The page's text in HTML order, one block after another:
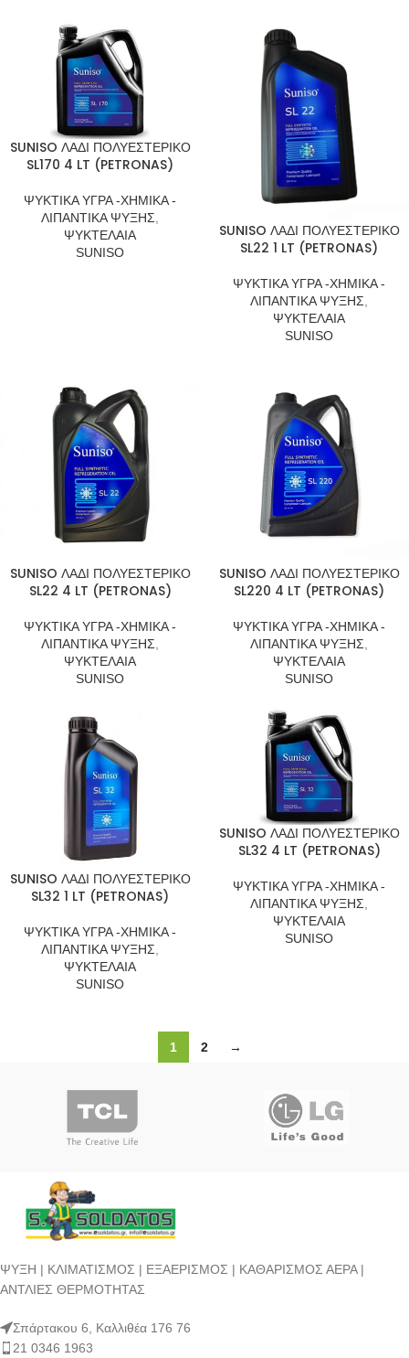
SUNISO ΛΑΔΙ ΠΟΛΥΕΣΤΕΡΙΚΟ
SL170 4 LT (PETRONAS)
ΨΥΚΤΙΚΑ ΥΓΡΑ -ΧΗΜΙΚΑ -
ΛΙΠΑΝΤΙΚΑ ΨΥΞΗΣ
ΨΥΚΤΕΛΑΙΑ
SUNISO
SUNISO ΛΑΔΙ ΠΟΛΥΕΣΤΕΡΙΚΟ
SL22 1 LT (PETRONAS)
ΨΥΚΤΙΚΑ ΥΓΡΑ -ΧΗΜΙΚΑ -
ΛΙΠΑΝΤΙΚΑ ΨΥΞΗΣ
ΨΥΚΤΕΛΑΙΑ
SUNISO
SUNISO ΛΑΔΙ ΠΟΛΥΕΣΤΕΡΙΚΟ
SL22 4 LT (PETRONAS)
ΨΥΚΤΙΚΑ ΥΓΡΑ -ΧΗΜΙΚΑ -
ΛΙΠΑΝΤΙΚΑ ΨΥΞΗΣ
ΨΥΚΤΕΛΑΙΑ
SUNISO
SUNISO ΛΑΔΙ ΠΟΛΥΕΣΤΕΡΙΚΟ
SL220 4 LT (PETRONAS)
ΨΥΚΤΙΚΑ ΥΓΡΑ -ΧΗΜΙΚΑ -
ΛΙΠΑΝΤΙΚΑ ΨΥΞΗΣ
ΨΥΚΤΕΛΑΙΑ
SUNISO
SUNISO ΛΑΔΙ ΠΟΛΥΕΣΤΕΡΙΚΟ
SL32 1 LT (PETRONAS)
ΨΥΚΤΙΚΑ ΥΓΡΑ -ΧΗΜΙΚΑ -
ΛΙΠΑΝΤΙΚΑ ΨΥΞΗΣ
ΨΥΚΤΕΛΑΙΑ
SUNISO
SUNISO ΛΑΔΙ ΠΟΛΥΕΣΤΕΡΙΚΟ
SL32 4 LT (PETRONAS)
ΨΥΚΤΙΚΑ ΥΓΡΑ -ΧΗΜΙΚΑ -
ΛΙΠΑΝΤΙΚΑ ΨΥΞΗΣ
ΨΥΚΤΕΛΑΙΑ
SUNISO
1 2 →
ΨΥΞΗ | ΚΛΙΜΑΤΙΣΜΟΣ | ΕΞΑΕΡΙΣΜΟΣ | ΚΑΘΑΡΙΣΜΟΣ ΑΕΡΑ |
ΑΝΤΛΙΕΣ ΘΕΡΜΟΤΗΤΑΣ
Σπάρτακου 6, Καλλιθέα 176 76
21 0346 1963